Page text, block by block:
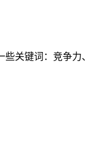
关键词：竞争力、